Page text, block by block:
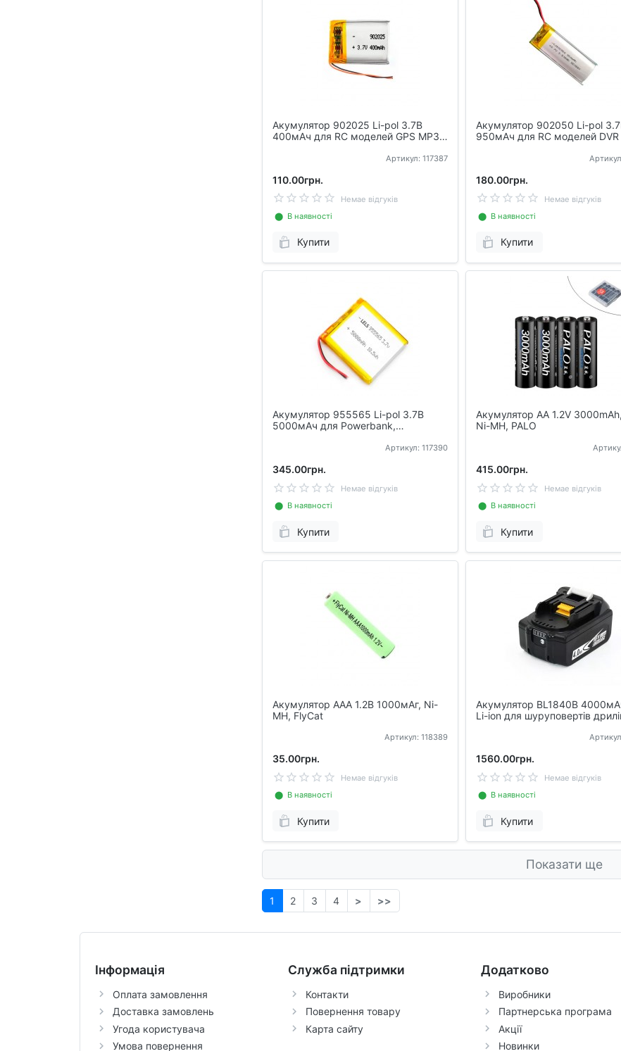
Акумулятор 902025 Li-pol 3.7В
400мАч для RC моделей GPS MP3
Артикул: 117387
110.00грн.
Немае відгуків
⬤ В наявності
Купити
Акумулятор 902050 Li-pol
950мАч для RC моделей DVR
180.00грн.
Немае відгуків
⬤ В наявності
Купити
Акумулятор 955565 Li-pol 3.7В
5000мАч для Powerbank,
Артикул: 117390
345.00грн.
Немае відгуків
⬤ В наявності
Купити
Акумулятор AA 1.2V
Ni-MH, PALO
415.00грн.
Немае відгуків
⬤ В наявності
Купити
Акумулятор AAA 1.2В 1000мАг, Ni-
MH, FlyCat
Артикул: 118389
35.00грн.
Немае відгуків
⬤ В наявності
Купити
Акумулятор BL1840B
Li-ion для шуруповертів
1560.00грн.
Немае відгуків
⬤ В наявності
Купити
Показати ще
1 2 3 4 > >>
Інформація
Оплата замовлення
Доставка замовлень
Угода користувача
Умова повернення
Служба підтримки
Контакти
Повернення товару
Карта сайту
Додатково
Виробники
Партнерська програма
Акції
Новинки